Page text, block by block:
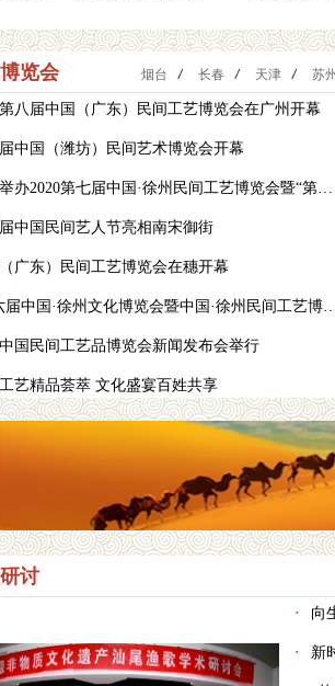
览会 烟台 / 长春 / 天津 / 苏
八届中国（广东）民间工艺博览会在广州开幕
中国（潍坊）民间艺术博览会开幕
第七届中国·徐州民间工艺博览会暨“第十五届中国民间文艺山花奖·优秀民间工艺美术作品”初评活动的通知
中国民间艺人节亮相南宋御街
广东）民间工艺博览会在穗开幕
中国·徐州文化博览会暨中国·徐州民间工艺博览会”隆重开幕
国民间工艺品博览会新闻发布会举行
艺精品荟萃 文化盛宴百姓共享
讨
· 向
· 新